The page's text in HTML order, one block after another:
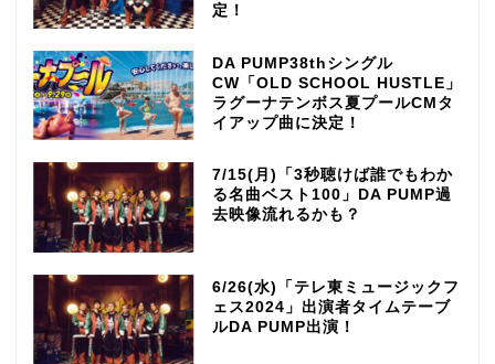
定！
DA PUMP38thシングル
CW「OLD SCHOOL HUSTLE」
ラグーナテンボス夏プールCMタ
イアップ曲に決定！
7/15(月)「3秒聴けば誰でもわか
る名曲ベスト100」DA PUMP過
去映像流れるかも？
6/26(水)「テレ東ミュージックフ
ェス2024」出演者タイムテーブ
ルDA PUMP出演！